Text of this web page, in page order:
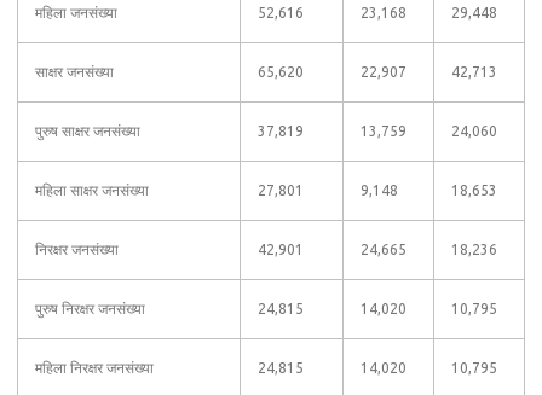
महिला जनसंख्या 52,616 23,168 29,448
साक्षर जनसंख्या 65,620 22,907 42,713
पुरुष साक्षर जनसंख्या 37,819 13,759 24,060
महिला साक्षर जनसंख्या 27,801 9,148 18,653
निरक्षर जनसंख्या 42,901 24,665 18,236
पुरुष निरक्षर जनसंख्या 24,815 14,020 10,795
महिला निरक्षर जनसंख्या 24,815 14,020 10,795